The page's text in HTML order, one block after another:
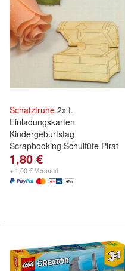
Schatztruhe 2x f.
Einladungskarten
Kindergeburtstag
Scrapbooking Schultüte Pirat
1,80 €
+ 1,00 € Versand